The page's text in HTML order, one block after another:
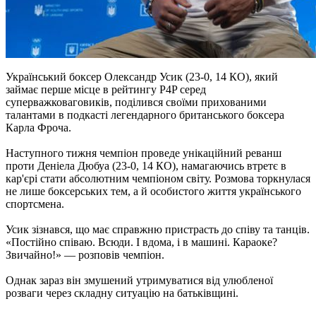
Український боксер Олександр Усик (23-0, 14 КО), який
займає перше місце в рейтингу P4P серед
суперважковаговиків, поділився своїми прихованими
талантами в подкасті легендарного британського боксера
Карла Фроча.
Наступного тижня чемпіон проведе унікаційний реванш
проти Деніела Дюбуа (23-0, 14 КО), намагаючись втретє в
кар'єрі стати абсолютним чемпіоном світу. Розмова торкнулася
не лише боксерських тем, а й особистого життя українського
спортсмена.
Усик зізнався, що має справжню пристрасть до співу та танців.
«Постійно співаю. Всюди. І вдома, і в машині. Караоке?
Звичайно!» — розповів чемпіон.
Однак зараз він змушений утримуватися від улюбленої
розваги через складну ситуацію на батьківщині.